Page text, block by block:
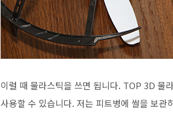
이럴 때 물라스틱을 쓰면 됩니다. TOP 3D 물
사용할 수 있습니다. 저는 피트병에 쌀을 보관